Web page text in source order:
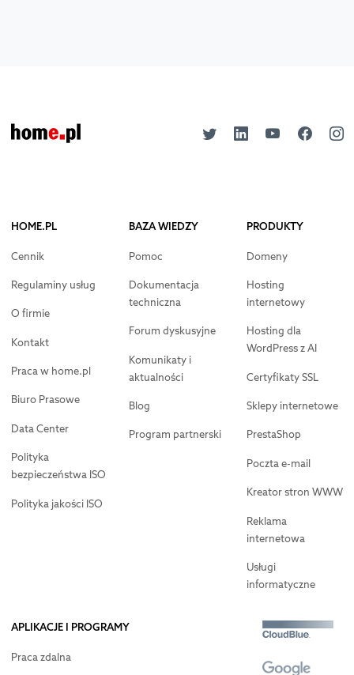
HOME.PL
Cennik
Regulaminy usług
O firmie
Kontakt
Praca w home.pl
Biuro Prasowe
Data Center
Polityka
bezpieczeństwa ISO
Polityka jakości ISO
BAZA WIEDZY
Pomoc
Dokumentacja
techniczna
Forum dyskusyjne
Komunikaty i
aktualności
Blog
Program partnerski
PRODUKTY
Domeny
Hosting
internetowy
Hosting dla
WordPress z AI
Certyfikaty SSL
Sklepy internetowe
PrestaShop
Poczta e-mail
Kreator stron WWW
Reklama
internetowa
Usługi
informatyczne
APLIKACJE I PROGRAMY
Praca zdalna